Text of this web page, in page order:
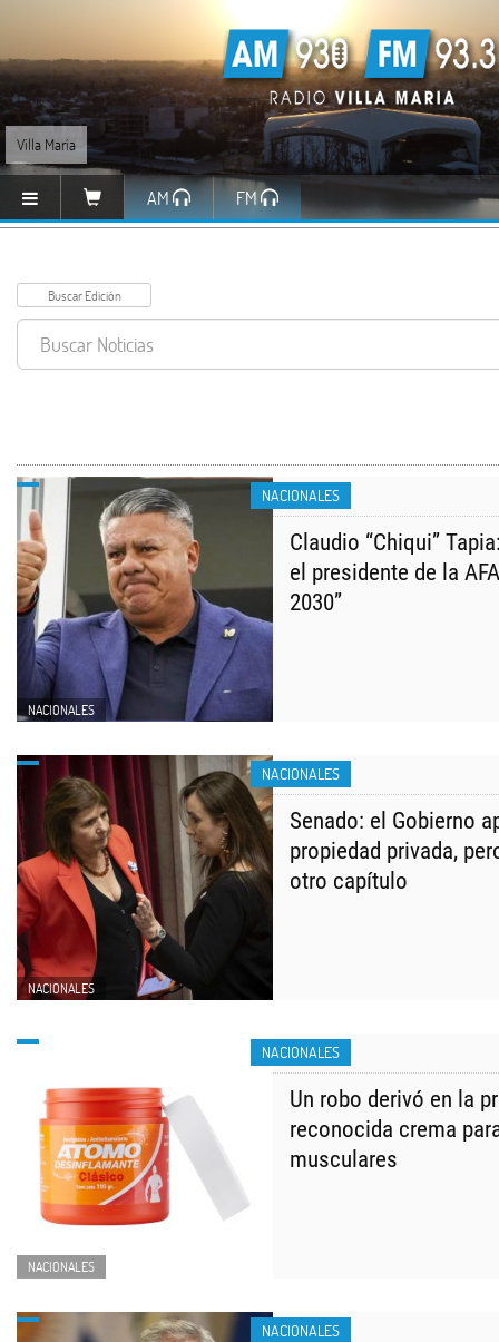
Villa María
AM FM
NACIONALES
NACIONALES
Claudio “Chiqui”
el presidente de la
2030”
NACIONALES
NACIONALES
Senado: el Gobierno
propiedad privada,
otro capítulo
NACIONALES
NACIONALES
Un robo derivó en la
reconocida crema
musculares
NACIONALES